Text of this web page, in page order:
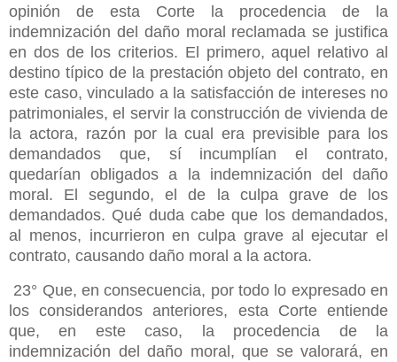
opinión de esta Corte la procedencia de la
indemnización del daño moral reclamada se justifica
en dos de los criterios. El primero, aquel relativo al
destino típico de la prestación objeto del contrato, en
este caso, vinculado a la satisfacción de intereses no
patrimoniales, el servir la construcción de vivienda de
la actora, razón por la cual era previsible para los
demandados que, sí incumplían el contrato,
quedarían obligados a la indemnización del daño
moral. El segundo, el de la culpa grave de los
demandados. Qué duda cabe que los demandados,
al menos, incurrieron en culpa grave al ejecutar el
contrato, causando daño moral a la actora.
23° Que, en consecuencia, por todo lo expresado en
los considerandos anteriores, esta Corte entiende
que, en este caso, la procedencia de la
indemnización del daño moral, que se valorará, en